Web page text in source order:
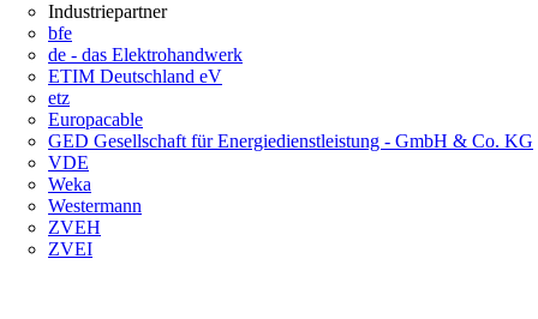
Industriepartner
bfe
de - das Elektrohandwerk
ETIM Deutschland eV
etz
Europacable
GED Gesellschaft für Energiedienstleistung - GmbH & Co. KG
VDE
Weka
Westermann
ZVEH
ZVEI